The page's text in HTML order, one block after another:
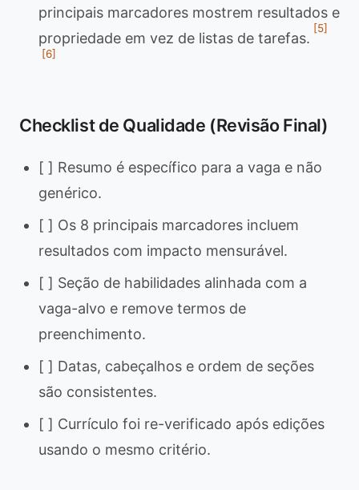
principais marcadores mostrem resultados e
propriedade em vez de listas de tarefas.
[5]
[6]
Checklist de Qualidade (Revisão Final)
[ ] Resumo é específico para a vaga e não
genérico.
[ ] Os 8 principais marcadores incluem
resultados com impacto mensurável.
[ ] Seção de habilidades alinhada com a
vaga-alvo e remove termos de
preenchimento.
[ ] Datas, cabeçalhos e ordem de seções
são consistentes.
[ ] Currículo foi re-verificado após edições
usando o mesmo critério.